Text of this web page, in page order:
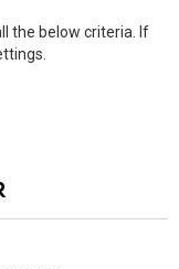
the below criteria. If